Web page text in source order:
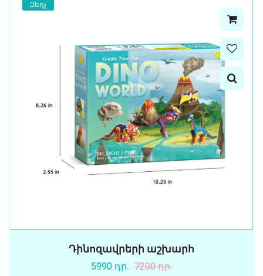
Զեղչ
Դինոզավրերի աշխարհ
5990 դր. 7200 դր.